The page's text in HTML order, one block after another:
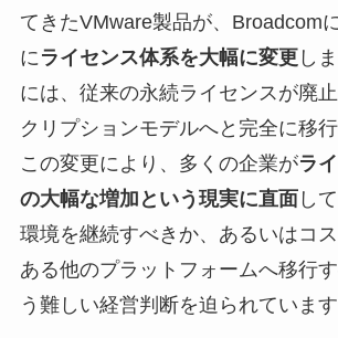
てきたVMware製品が、Broadcom
にライセンス体系を大幅に変更し
には、従来の永続ライセンスが廃
クリプションモデルへと完全に移行
この変更により、多くの企業がラ
の大幅な増加という現実に直面 し
環境を継続すべきか、あるいはコ
ある他のプラットフォームへ移行
う難しい経営判断を迫られています